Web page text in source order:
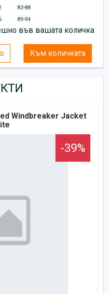
83-88
89-94
във вашата количка
Към количката
Windbreaker Jacket
-39%